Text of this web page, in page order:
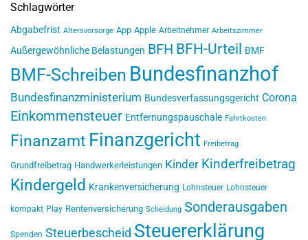
Schlagwörter
Abgabefrist Altersvorsorge App Apple Arbeitnehmer Arbeitszimmer
Außergewöhnliche Belastungen BFH BFH-Urteil BMF
BMF-Schreiben Bundesfinanzhof
Bundesfinanzministerium Bundesverfassungsgericht Corona
Einkommensteuer Entfernungspauschale Fahrtkosten
Finanzamt Finanzgericht Freibetrag
Grundfreibetrag Handwerkerleistungen Kinder Kinderfreibetrag
Kindergeld Krankenversicherung Lohnsteuer Lohnsteuer
kompakt Play Rentenversicherung Scheidung Sonderausgaben
Spenden Steuerbescheid Steuererklärung